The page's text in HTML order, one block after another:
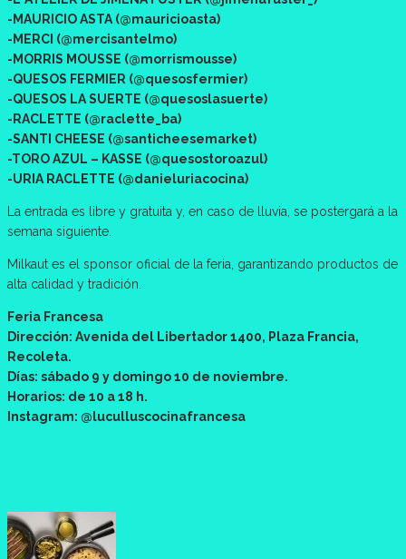
-MAURICIO ASTA (@mauricioasta)
-MERCI (@mercisantelmo)
-MORRIS MOUSSE (@morrismousse)
-QUESOS FERMIER (@quesosfermier)
-QUESOS LA SUERTE (@quesoslasuerte)
-RACLETTE (@raclette_ba)
-SANTI CHEESE (@santicheesemarket)
-TORO AZUL – KASSE (@quesostoroazul)
-URIA RACLETTE (@danieluriacocina)
La entrada es libre y gratuita y, en caso de lluvia, se postergará a la
semana siguiente.
Milkaut es el sponsor oficial de la feria, garantizando productos de
alta calidad y tradición.
Feria Francesa
Dirección: Avenida del Libertador 1400, Plaza Francia,
Recoleta.
Días: sábado 9 y domingo 10 de noviembre.
Horarios: de 10 a 18 h.
Instagram: @luculluscocinafrancesa